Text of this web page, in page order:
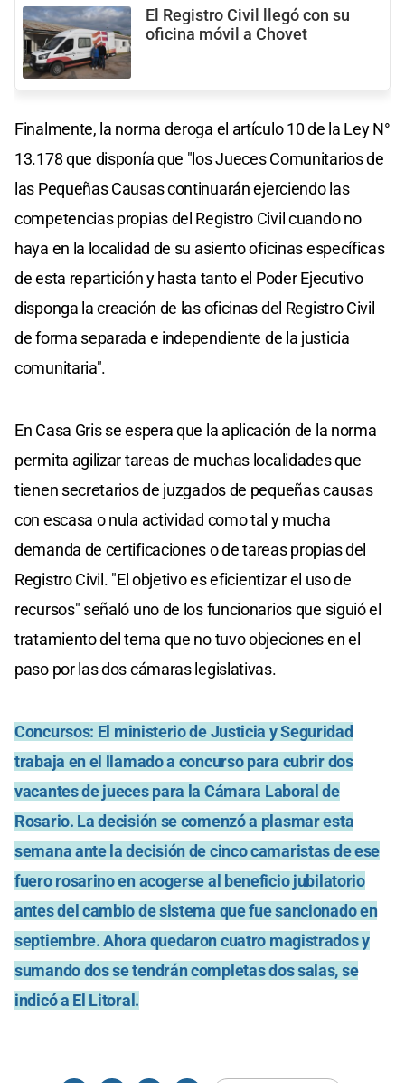
El Registro Civil llegó con su
oficina móvil a Chovet
Finalmente, la norma deroga el artículo 10 de la Ley N°
13.178 que disponía que "los Jueces Comunitarios de
las Pequeñas Causas continuarán ejerciendo las
competencias propias del Registro Civil cuando no
haya en la localidad de su asiento oficinas específicas
de esta repartición y hasta tanto el Poder Ejecutivo
disponga la creación de las oficinas del Registro Civil
de forma separada e independiente de la justicia
comunitaria".
En Casa Gris se espera que la aplicación de la norma
permita agilizar tareas de muchas localidades que
tienen secretarios de juzgados de pequeñas causas
con escasa o nula actividad como tal y mucha
demanda de certificaciones o de tareas propias del
Registro Civil. "El objetivo es eficientizar el uso de
recursos" señaló uno de los funcionarios que siguió el
tratamiento del tema que no tuvo objeciones en el
paso por las dos cámaras legislativas.
Concursos: El ministerio de Justicia y Seguridad
trabaja en el llamado a concurso para cubrir dos
vacantes de jueces para la Cámara Laboral de
Rosario. La decisión se comenzó a plasmar esta
semana ante la decisión de cinco camaristas de ese
fuero rosarino en acogerse al beneficio jubilatorio
antes del cambio de sistema que fue sancionado en
septiembre. Ahora quedaron cuatro magistrados y
sumando dos se tendrán completas dos salas, se
indicó a El Litoral.